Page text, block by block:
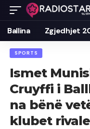
Ballina Zgjedhjet
SPORTS
Ismet
Cruyffi i
na bënë
klubet rivale